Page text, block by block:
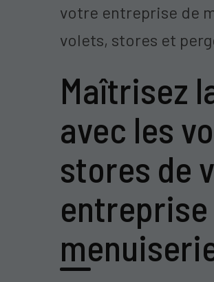
votre entreprise de
volets, stores et
Maîtrisez
avec les
stores de
entreprise